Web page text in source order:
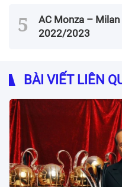
AC Monza – Milan
2022/2023
BÀI VIẾT LIÊN